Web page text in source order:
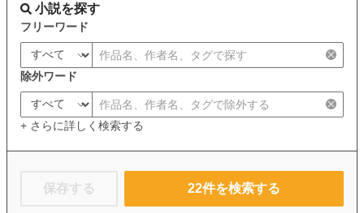
小説を探す
フリーワード
除外ワード
+ さらに詳しく検索する
保存する 22件を検索する